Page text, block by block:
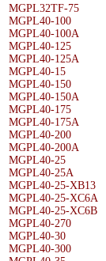
MGPL32TF-75
MGPL40-100
MGPL40-100A
MGPL40-125
MGPL40-125A
MGPL40-15
MGPL40-150
MGPL40-150A
MGPL40-175
MGPL40-175A
MGPL40-200
MGPL40-200A
MGPL40-25
MGPL40-25A
MGPL40-25-XB13
MGPL40-25-XC6A
MGPL40-25-XC6B
MGPL40-270
MGPL40-30
MGPL40-300